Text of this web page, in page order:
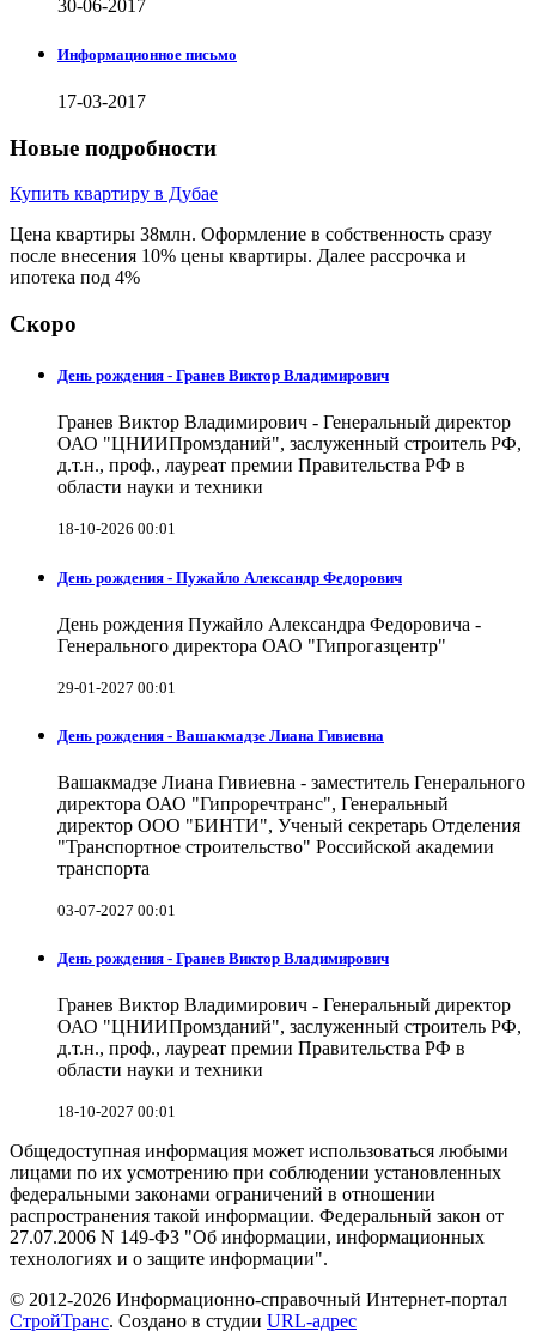
30-06-2017
Информационное письмо
17-03-2017
Новые подробности
Купить квартиру в Дубае
Цена квартиры 38млн. Оформление в собственность сразу
после внесения 10% цены квартиры. Далее рассрочка и
ипотека под 4%
Скоро
День рождения - Гранев Виктор Владимирович
Гранев Виктор Владимирович - Генеральный директор
ОАО "ЦНИИПромзданий", заслуженный строитель РФ,
д.т.н., проф., лауреат премии Правительства РФ в
области науки и техники
18-10-2026 00:01
День рождения - Пужайло Александр Федорович
День рождения Пужайло Александра Федоровича -
Генерального директора ОАО "Гипрогазцентр"
29-01-2027 00:01
День рождения - Вашакмадзе Лиана Гивиевна
Вашакмадзе Лиана Гивиевна - заместитель Генерального
директора ОАО "Гипроречтранс", Генеральный
директор ООО "БИНТИ", Ученый секретарь Отделения
"Транспортное строительство" Российской академии
транспорта
03-07-2027 00:01
День рождения - Гранев Виктор Владимирович
Гранев Виктор Владимирович - Генеральный директор
ОАО "ЦНИИПромзданий", заслуженный строитель РФ,
д.т.н., проф., лауреат премии Правительства РФ в
области науки и техники
18-10-2027 00:01
Общедоступная информация может использоваться любыми
лицами по их усмотрению при соблюдении установленных
федеральными законами ограничений в отношении
распространения такой информации. Федеральный закон от
27.07.2006 N 149-ФЗ "Об информации, информационных
технологиях и о защите информации".
© 2012-2026 Информационно-справочный Интернет-портал
СтройТранс. Создано в студии URL-адрес